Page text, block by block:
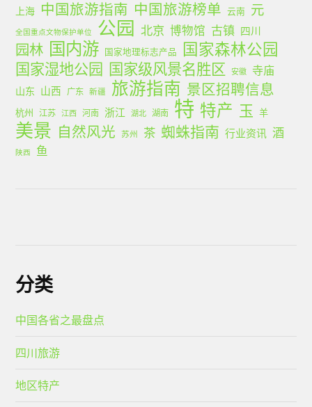
上海 中国旅游指南 中国旅游榜单 云南 元
全国重点文物保护单位 公园 北京 博物馆 古镇 四川
园林 国内游 国家地理标志产品 国家森林公园
国家湿地公园 国家级风景名胜区 安徽 寺庙
山东 山西 广东 新疆 旅游指南 景区招聘信息
杭州 江苏 江西 河南 浙江 湖北 湖南 特 特产 玉 羊
美景 自然风光 苏州 茶 蜘蛛指南 行业资讯 酒
陕西 鱼
分类
中国各省之最盘点
四川旅游
地区特产